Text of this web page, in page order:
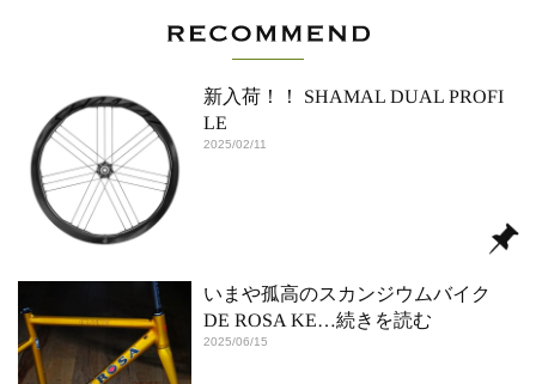
新入荷！！ SHAMAL DUAL PROFI
LE
2025/02/11
いまや孤高のスカンジウムバイク
DE ROSA KE…続きを読む
2025/06/15